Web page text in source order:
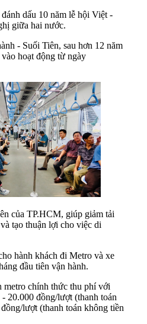
dấu 10 năm lễ hội Việt -
giữa hai nước.
- Suối Tiên, sau hơn 12 năm
hoạt động từ ngày
của TP.HCM, giúp giảm tải
tạo thuận lợi cho việc di
hành khách đi Metro và xe
đầu tiên vận hành.
metro chính thức thu phí với
20.000 đồng/lượt (thanh toán
lượt (thanh toán không tiền